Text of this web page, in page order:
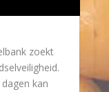
zoekt
kan